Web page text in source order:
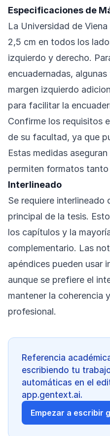
Especificaciones de
La Universidad de
2,5 cm en todos los
izquierdo y derecho.
encuadernadas,
margen izquierdo
para facilitar la
Confirme los requisitos
de su facultad, ya que
Estas medidas
permiten formatos
Interlineado
Se requiere interlineado
principal de la tesis.
los capítulos y la
complementario. Las
apéndices pueden usar
aunque se prefiere el
mantener la coherencia
profesional.
Referencia
escribiendo tu
automáticas en el
app.gentext.ai.
Empezar a escribir